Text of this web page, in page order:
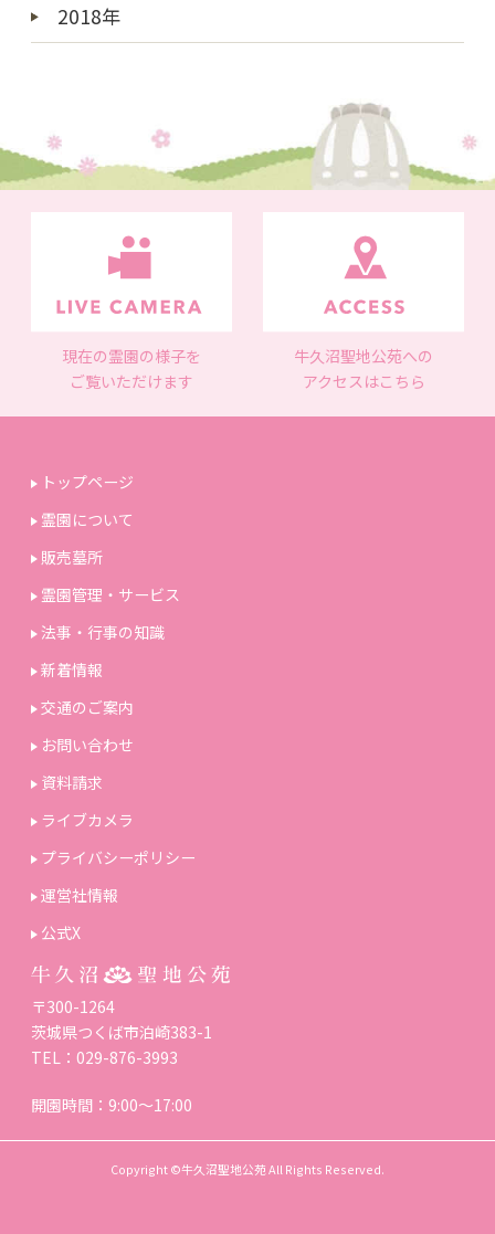
2018年
現在の霊園の様子を
ご覧いただけます
牛久沼聖地公苑への
アクセスはこちら
トップページ
霊園について
販売墓所
霊園管理・サービス
法事・行事の知識
新着情報
交通のご案内
お問い合わせ
資料請求
ライブカメラ
プライバシーポリシー
運営社情報
公式X
〒300-1264
茨城県つくば市泊崎383-1
TEL：029-876-3993
開園時間：9:00～17:00
Copyright ©牛久沼聖地公苑 All Rights Reserved.